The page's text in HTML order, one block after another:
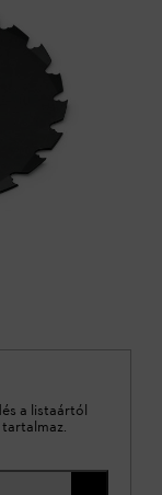
a listaártól